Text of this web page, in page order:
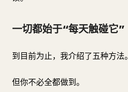
一切都始于“每天触碰它”
到目前为止，我介绍了五种方法。
但你不必全都做到。